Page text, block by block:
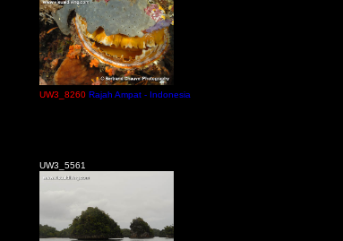
UW3_8260 Rajah Ampat - Indonesia
UW3_5561